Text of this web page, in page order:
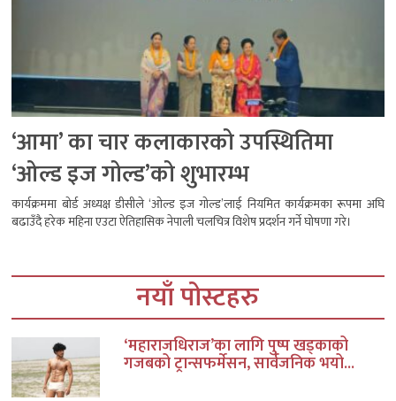
‘आमा’ का चार कलाकारको उपस्थितिमा
‘ओल्ड इज गोल्ड’को शुभारम्भ
कार्यक्रममा बोर्ड अध्यक्ष डीसीले ‘ओल्ड इज गोल्ड’लाई नियमित कार्यक्रमका रूपमा अघि
बढाउँदै हरेक महिना एउटा ऐतिहासिक नेपाली चलचित्र विशेष प्रदर्शन गर्ने घोषणा गरे।
नयाँ पोस्टहरु
‘महाराजधिराज’का लागि पुष्प खड्काको
गजबको ट्रान्सफर्मेसन, सार्वजनिक भयो...